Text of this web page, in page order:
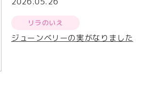
リラのいえ
ジューンベリーの実がなりました